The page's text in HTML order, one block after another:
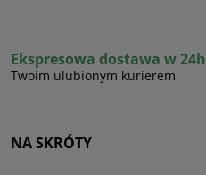
Ekspresowa dostawa w 24h
Twoim ulubionym kurierem
NA SKRÓTY